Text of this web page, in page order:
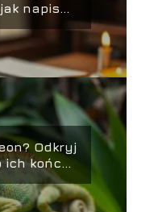
napisać
Odkryj
ich końcu